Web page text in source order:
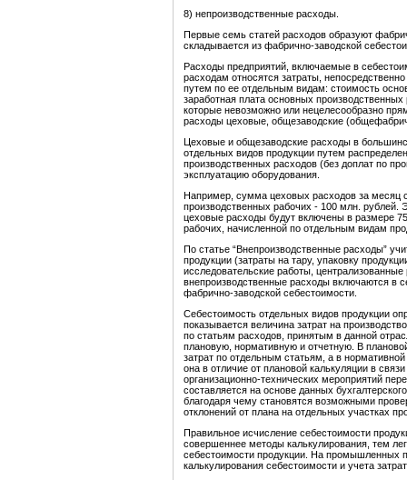
8) непроизводственные расходы.
Первые семь статей расходов образуют
складывается из фабрично-заводской
Расходы предприятий, включаемые в
расходам относятся затраты,
путем по ее отдельным видам: стоимость
заработная плата основных
которые невозможно или нецелесообразно
расходы цеховые, общезаводские
Цеховые и общезаводские расходы в
отдельных видов продукции путем
производственных расходов (без доплат по
эксплуатацию оборудования.
Например, сумма цеховых расходов за месяц
производственных рабочих - 100 млн. рублей.
цеховые расходы будут включены в размере
рабочих, начисленной по отдельным видам
По статье “Внепроизводственные расходы”
продукции (затраты на тару, упаковку
исследовательские работы,
внепроизводственные расходы включаются в
фабрично-заводской себестоимости.
Себестоимость отдельных видов продукции
показывается величина затрат на
по статьям расходов, принятым в данной
плановую, нормативную и отчетную. В
затрат по отдельным статьям, а в
она в отличие от плановой калькуляции в
организационно-технических мероприятий
составляется на основе данных
благодаря чему становятся возможными
отклонений от плана на отдельных участках
Правильное исчисление себестоимости
совершеннее методы калькулирования, тем
себестоимости продукции. На промышленных
калькулирования себестоимости и учета